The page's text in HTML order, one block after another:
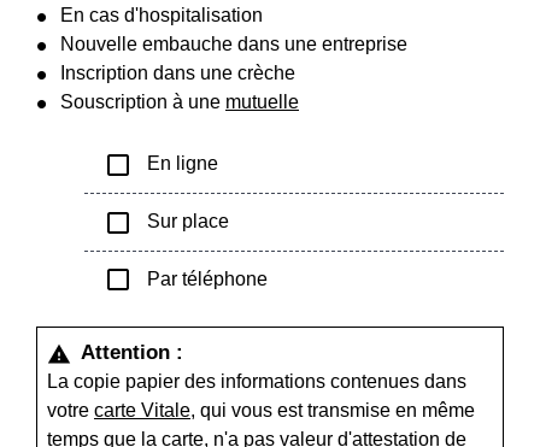
En cas d'hospitalisation
Nouvelle embauche dans une entreprise
Inscription dans une crèche
Souscription à une mutuelle
check_box_outline_blank En ligne
check_box_outline_blank Sur place
check_box_outline_blank Par téléphone
warning Attention :
La copie papier des informations contenues dans
votre carte Vitale, qui vous est transmise en même
temps que la carte, n'a pas valeur d'attestation de